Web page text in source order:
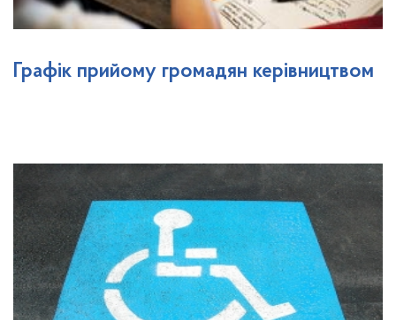
Графік прийому громадян керівництвом